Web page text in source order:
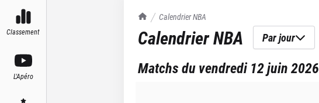
Classement
L'Apéro
TrashTalk Actu NBA
Calendrier NBA
Calendrier NBA Par jour
Matchs du vendredi 12 juin 2026